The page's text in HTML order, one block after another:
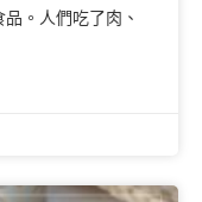
。人們吃了肉、